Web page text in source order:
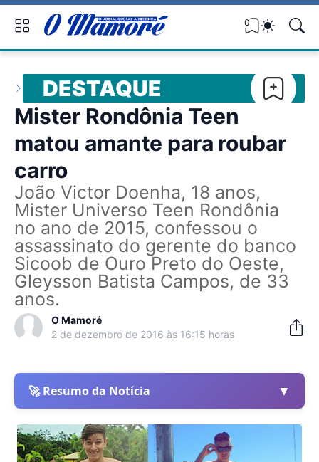
0
DESTAQUE
Mister Rondônia Teen
matou amante para roubar
carro
João Victor Doenha, 18 anos,
Mister Universo Teen Rondônia
no ano de 2015, confessou o
assassinato do gerente do banco
Sicoob de Ouro Preto do Oeste,
Gleysson Batista Campos, de 33
anos.
O Mamoré
2 de dezembro de 2016 às 16:15 horas
🚀 Resumo da Notícia ▼